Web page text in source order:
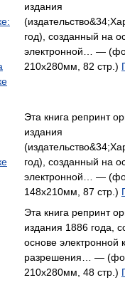
издания
год), созданный на
электронной… —
210x280мм, 82 стр.)
Эта книга репринт
издания
год), созданный на
электронной… —
148x210мм, 87 стр.)
Эта книга репринт
издания 1886 года,
основе электронной
разрешения… —
210x280мм, 48 стр.)